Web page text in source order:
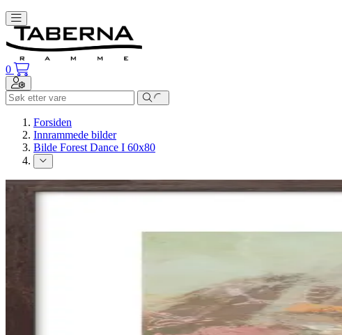
Toggle navigation
0
Toggle navigation
Forsiden
Innrammede bilder
Bilde Forest Dance I 60x80